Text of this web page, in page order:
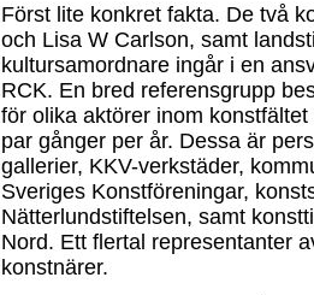
Först lite konkret fakta. De två
och Lisa W Carlson, samt
kultursamordnare ingår i en
RCK. En bred referensgrupp
för olika aktörer inom
par gånger per år. Dessa är
gallerier, KKV-verkstäder,
Sveriges Konstföreningar,
Nätterlundstiftelsen, samt
Nord. Ett flertal representanter
konstnärer.